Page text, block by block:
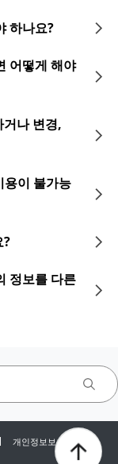
하나요?
어떻게 해야
나 변경,
이 불가능
?
정보를 다른
개인정보보호센터